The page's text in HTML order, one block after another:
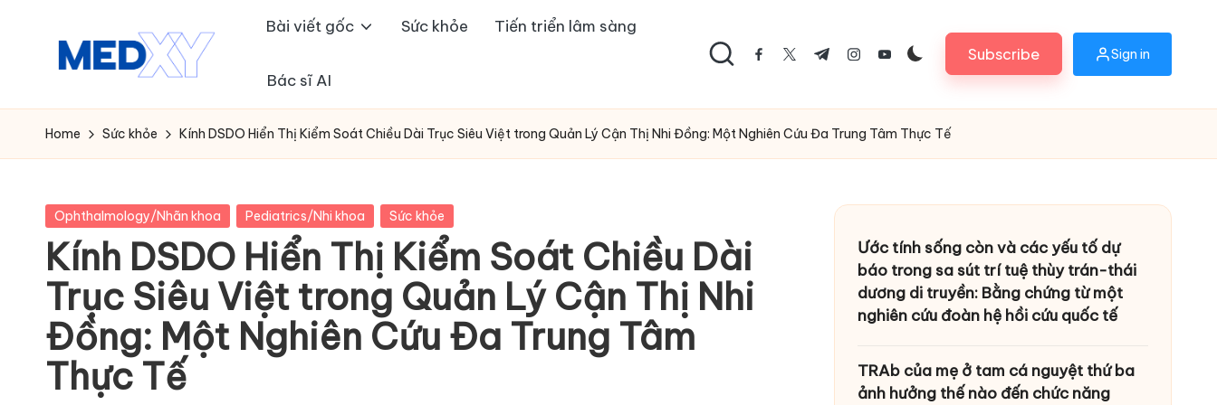
M
e
x
y
A
I
Bài viết gốc Sức khỏe Tiến triển lâm sàng
Bác sĩ AI
facebook.com
twitter.com
t.me instagram.com
youtube.comSubscribe Sign in
Home Sức khỏe Kính DSDO Hiển Thị Kiểm Soát Chiều Dài Trục Siêu Việt trong Quản Lý Cận Thị Nhi Đồng: Một Nghiên Cứu Đa Trung Tâm Thực Tế
Posted
Ophthalmology/Nhãn khoa Pediatrics/Nhi khoa Sức khỏe
Kính DSDO Hiển Thị Kiểm Soát Chiều Dài
Trục Siêu Việt trong Quản Lý Cận Thị Nhi
Đồng: Một Nghiên Cứu Đa Trung Tâm
Thực Tế
Ước tính sống còn và các yếu tố dự
báo trong sa sút trí tuệ thùy trán-thái
dương di truyền: Bằng chứng từ một
nghiên cứu đoàn hệ hồi cứu quốc tế
TRAb của mẹ ở tam cá nguyệt thứ ba
ảnh hưởng thế nào đến chức năng